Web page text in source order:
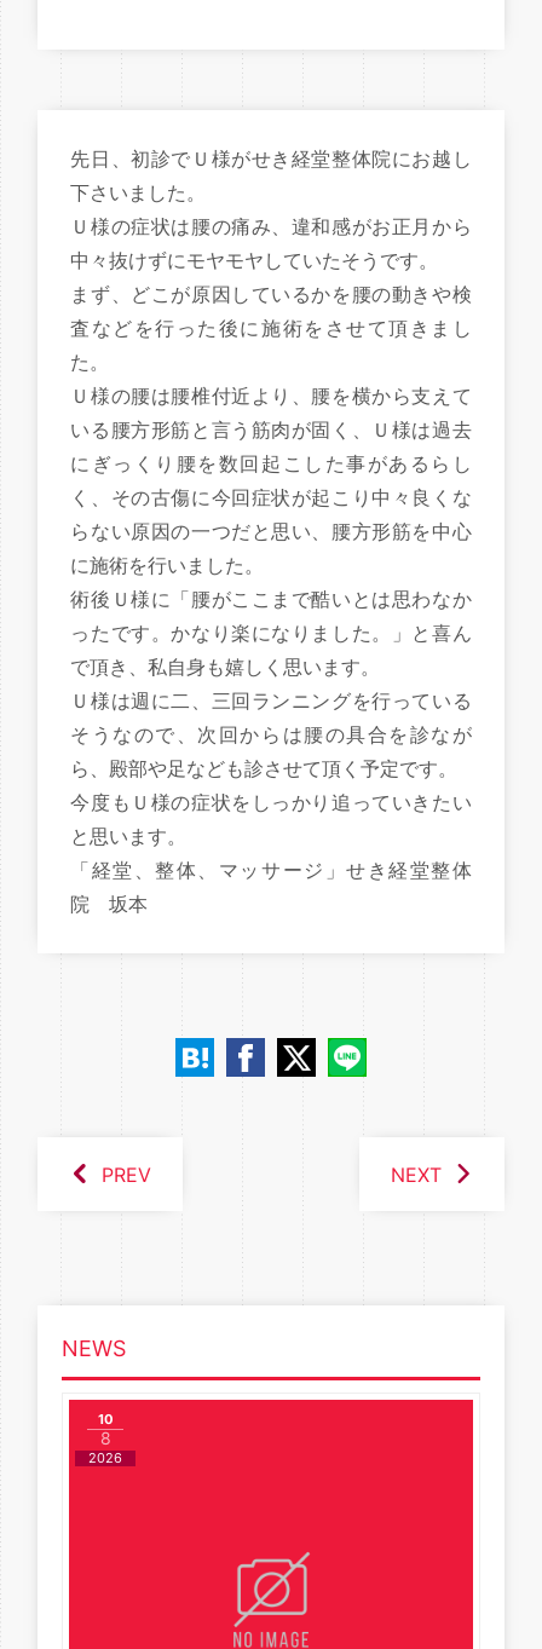
先日、初診でＵ様がせき経堂整体院にお越し
下さいました。
Ｕ様の症状は腰の痛み、違和感がお正月から
中々抜けずにモヤモヤしていたそうです。
まず、どこが原因しているかを腰の動きや検
査などを行った後に施術をさせて頂きまし
た。
Ｕ様の腰は腰椎付近より、腰を横から支えて
いる腰方形筋と言う筋肉が固く、Ｕ様は過去
にぎっくり腰を数回起こした事があるらし
く、その古傷に今回症状が起こり中々良くな
らない原因の一つだと思い、腰方形筋を中心
に施術を行いました。
術後Ｕ様に「腰がここまで酷いとは思わなか
ったです。かなり楽になりました。」と喜ん
で頂き、私自身も嬉しく思います。
Ｕ様は週に二、三回ランニングを行っている
そうなので、次回からは腰の具合を診なが
ら、殿部や足なども診させて頂く予定です。
今度もＵ様の症状をしっかり追っていきたい
と思います。
「経堂、整体、マッサージ」せき経堂整体
院 坂本
PREV NEXT
NEWS
10
8
2026